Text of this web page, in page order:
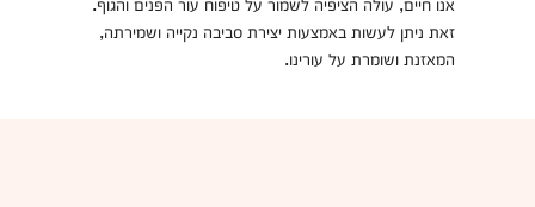
זאת ניתן לעשות באמצעות יצירת סביבה נקייה ושמירתה,
המאזנת ושומרת על עורינו.